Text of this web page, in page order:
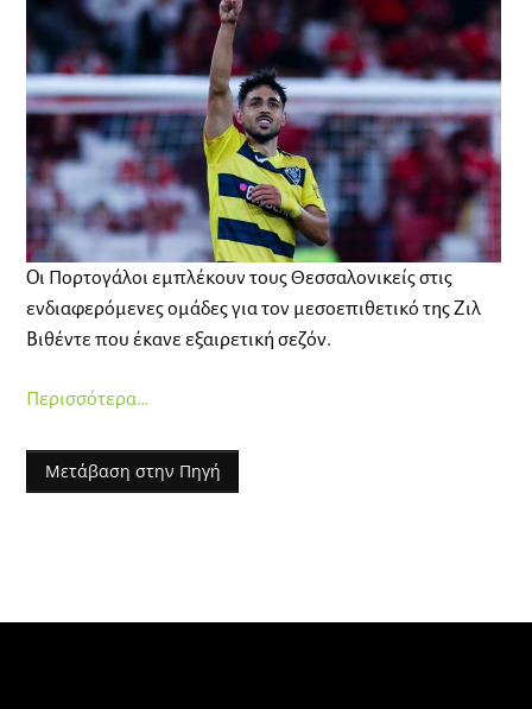
Οι Πορτογάλοι εμπλέκουν τους Θεσσαλονικείς στις
ενδιαφερόμενες ομάδες για τον μεσοεπιθετικό της Ζιλ
Βιθέντε που έκανε εξαιρετική σεζόν.
Περισσότερα…
Μετάβαση στην Πηγή